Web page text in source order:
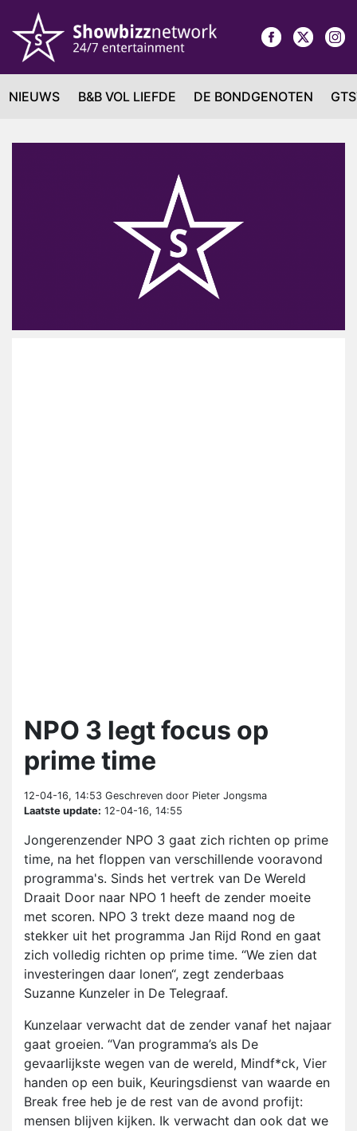
NIEUWS B&B VOL LIEFDE DE BONDGENOTEN
NPO 3 legt focus op
prime time
12-04-16, 14:53 Geschreven door Pieter Jongsma
Laatste update: 12-04-16, 14:55
Jongerenzender NPO 3 gaat zich richten op prime
time, na het floppen van verschillende vooravond
programma's. Sinds het vertrek van De Wereld
Draait Door naar NPO 1 heeft de zender moeite
met scoren. NPO 3 trekt deze maand nog de
stekker uit het programma Jan Rijd Rond en gaat
zich volledig richten op prime time. “We zien dat
investeringen daar lonen“, zegt zenderbaas
Suzanne Kunzeler in De Telegraaf.
Kunzelaar verwacht dat de zender vanaf het najaar
gaat groeien. “Van programma’s als De
gevaarlijkste wegen van de wereld, Mindf*ck, Vier
handen op een buik, Keuringsdienst van waarde en
Break free heb je de rest van de avond profijt:
mensen blijven kijken. Ik verwacht dan ook dat we